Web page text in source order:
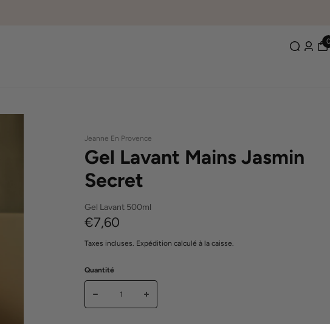
Jeanne En Provence
Gel Lavant Mains Jasmin
Secret
Gel Lavant 500ml
€7,60
Taxes incluses. Expédition calculé à la caisse.
Quantité